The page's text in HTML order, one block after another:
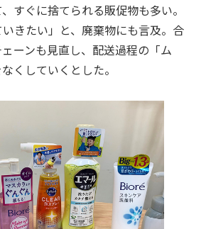
すぐに捨てられる販促物も多い。
きたい」と、廃棄物にも言及。合
ーンも見直し、配送過程の「ム
くしていくとした。